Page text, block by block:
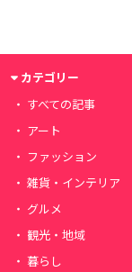
カテゴリー
すべての記事
アート
ファッション
雑貨・インテリア
グルメ
観光・地域
暮らし